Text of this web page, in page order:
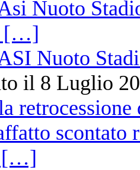
Nuoto
il 8 Luglio